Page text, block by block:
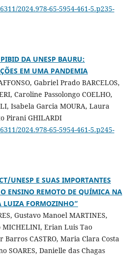
2024.978-65-5954-461-5.p235-
DA UNESP BAURU:
EM UMA PANDEMIA
Gabriel Prado BARCELOS,
Caroline Passolongo COELHO,
Isabela Garcia MOURA, Laura
Pirani GHILARDI
2024.978-65-5954-461-5.p245-
UNESP E SUAS IMPORTANTES
ENSINO REMOTO DE QUÍMICA NA
LUIZA FORMOZINHO”
Gustavo Manoel MARTINES,
Erian Luis Tao
Barros CASTRO, Maria Clara Costa
SOARES, Danielle das Chagas